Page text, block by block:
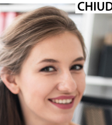
ULTIMI ARTICOLI
CRONACA
Aperti
Italia non ferma
produzione,
ottimismo per